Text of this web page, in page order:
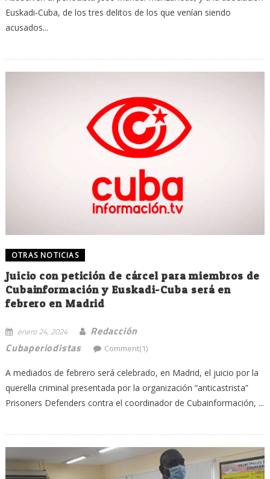
Euskadi-Cuba, de los tres delitos de los que venían siendo
acusados...
OTRAS NOTICIAS
Juicio con petición de cárcel para miembros de
Cubainformación y Euskadi-Cuba será en
febrero en Madrid
enero 24, 2024
Redacción
Cubaperiodistas
Comment(1)
A mediados de febrero será celebrado, en Madrid, el juicio por la
querella criminal presentada por la organización “anticastrista”
Prisoners Defenders contra el coordinador de Cubainformación, ...